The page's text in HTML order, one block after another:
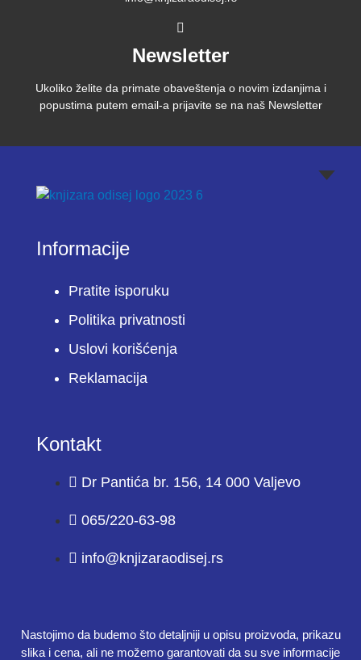
Newsletter
Ukoliko želite da primate obaveštenja o novim izdanjima i
popustima putem email-a prijavite se na naš Newsletter
Informacije
Pratite isporuku
Politika privatnosti
Uslovi korišćenja
Reklamacija
Kontakt
Dr Pantića br. 156, 14 000 Valjevo
065/220-63-98
info@knjizaraodisej.rs
Nastojimo da budemo što detaljniji u opisu proizvoda, prikazu
slika i cena, ali ne možemo garantovati da su sve informacije